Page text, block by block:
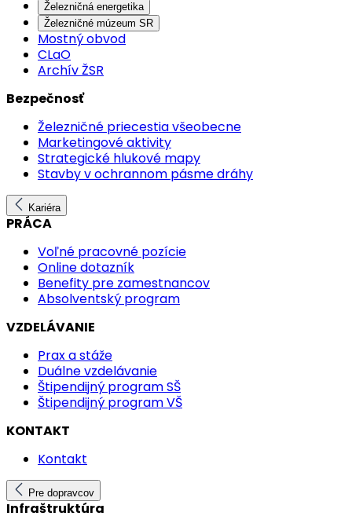
Železničná energetika
Železničné múzeum SR
Mostný obvod
CLaO
Archív ŽSR
Bezpečnosť
Železničné priecestia všeobecne
Marketingové aktivity
Strategické hlukové mapy
Stavby v ochrannom pásme dráhy
Kariéra
PRÁCA
Voľné pracovné pozície
Online dotazník
Benefity pre zamestnancov
Absolventský program
VZDELÁVANIE
Prax a stáže
Duálne vzdelávanie
Štipendijný program SŠ
Štipendijný program VŠ
KONTAKT
Kontakt
Pre dopravcov
Infraštruktúra